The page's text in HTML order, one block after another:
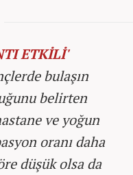
ETKİLİ'
bulaşın
belirten
ve yoğun
oranı daha
düşük olsa da